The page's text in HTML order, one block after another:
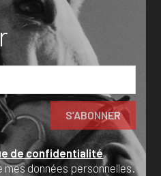
de confidentialité
mes données personnelles.